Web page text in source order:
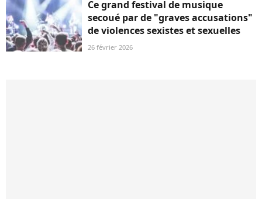
Ce grand festival de musique
secoué par de "graves accusations"
de violences sexistes et sexuelles
26 février 2026